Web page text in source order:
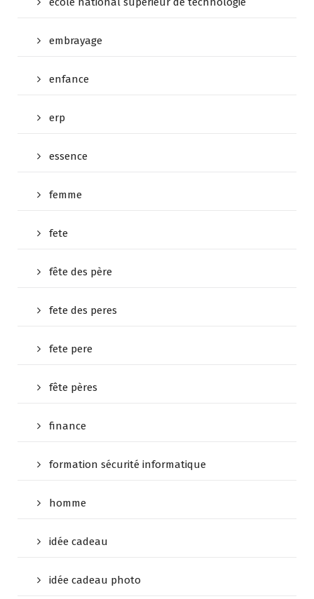
embrayage
enfance
erp
essence
femme
fete
fête des père
fete des peres
fete pere
fête pères
finance
formation sécurité informatique
homme
idée cadeau
idée cadeau photo